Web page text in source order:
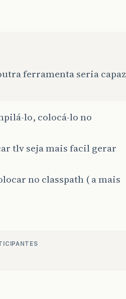
ferramenta seria capaz
lo, colocá-lo no
tlv seja mais facil gerar
no classpath ( a mais